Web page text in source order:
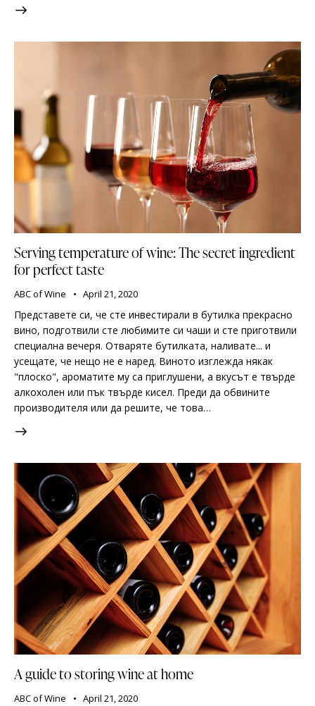
Serving temperature of wine: The secret ingredient
for perfect taste
ABC of Wine April 21, 2020
Представете си, че сте инвестирали в бутилка прекрасно
вино, подготвили сте любимите си чаши и сте приготвили
специална вечеря. Отваряте бутилката, наливате... и
усещате, че нещо не е наред. Виното изглежда някак
"плоско", ароматите му са приглушени, а вкусът е твърде
алкохолен или пък твърде кисел. Преди да обвините
производителя или да решите, че това…
A guide to storing wine at home
ABC of Wine April 21, 2020